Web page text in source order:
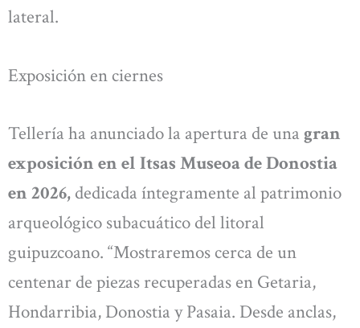
lateral.
Exposición en ciernes
Tellería ha anunciado la apertura de una gran
exposición en el Itsas Museoa de Donostia
en 2026, dedicada íntegramente al patrimonio
arqueológico subacuático del litoral
guipuzcoano. “Mostraremos cerca de un
centenar de piezas recuperadas en Getaria,
Hondarribia, Donostia y Pasaia. Desde anclas,